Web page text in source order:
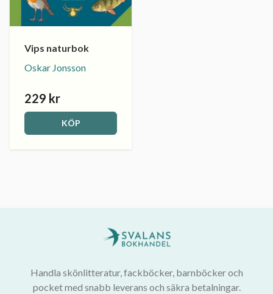
Vips naturbok
Oskar Jonsson
229 kr
KÖP
Handla skönlitteratur, fackböcker, barnböcker och
pocket med snabb leverans och säkra betalningar.